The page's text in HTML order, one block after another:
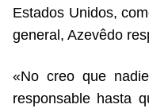
Estados Unidos,
general, Azevêdo
«No creo que
responsable hasta